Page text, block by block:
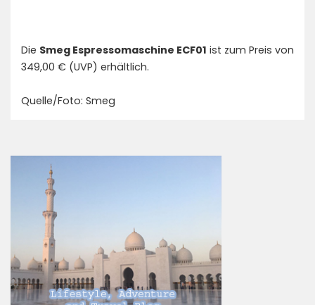
Die Smeg Espressomaschine ECF01 ist zum Preis von
349,00 € (UVP) erhältlich.
Quelle/Foto: Smeg